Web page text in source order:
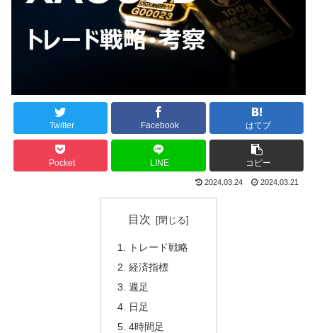
Twitter Facebook はてブ
Pocket LINE コピー
2024.03.24 2024.03.21
目次
トレード戦略
経済指標
週足
日足
4時間足